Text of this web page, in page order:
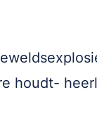
houdt-